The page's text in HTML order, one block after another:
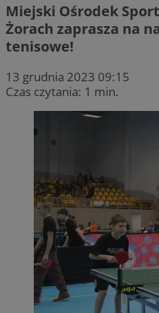
Miejski Ośrodek
Żorach zaprasza na
tenisowe!
13 grudnia 2023 09:15
Czas czytania: 1 min.